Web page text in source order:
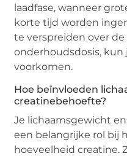
laadfase, wanneer
korte tijd worden
te verspreiden over
onderhoudsdosis, kun
voorkomen.
Hoe beïnvloeden
creatinebehoefte?
Je lichaamsgewicht
een belangrijke rol bij
hoeveelheid creatine.